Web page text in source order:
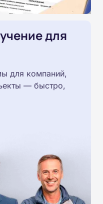
для
для компаний,
— быстро,